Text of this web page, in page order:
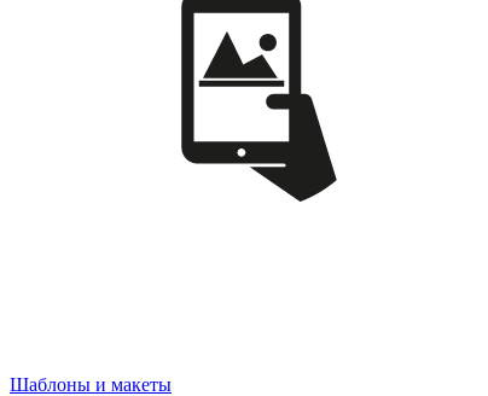
Шаблоны и макеты